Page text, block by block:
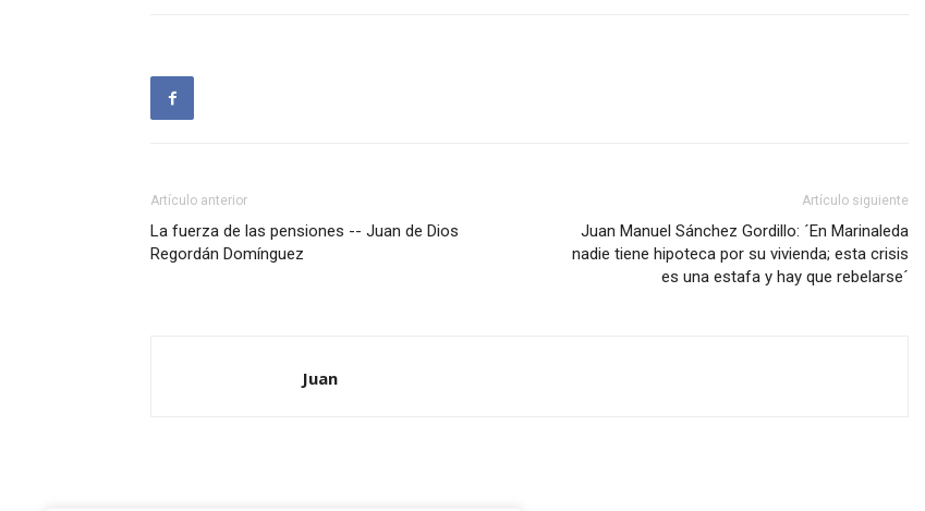
Artículo anterior
La fuerza de las pensiones -- Juan de Dios
Regordán Domínguez
Artículo siguiente
Juan Manuel Sánchez Gordillo: ´En Marinaleda
nadie tiene hipoteca por su vivienda; esta crisis
es una estafa y hay que rebelarse´
Juan